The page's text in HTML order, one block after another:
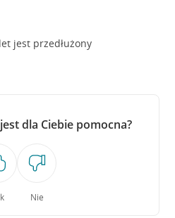
jest przedłużony
dla Ciebie pomocna?
Nie